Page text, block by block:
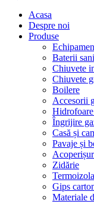
Acasa
Despre noi
Produse
Baterii
Chiuvete
Chiuvete
Boilere
Accesorii
Îngrijire
Casă și
Pavaje și
Zidărie
Gips
Materiale